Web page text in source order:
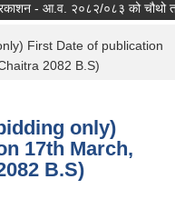
- आ.व. २०८२/०८३ को चौथो
First Date of publication
2082 B.S)
only)
17th March,
B.S)